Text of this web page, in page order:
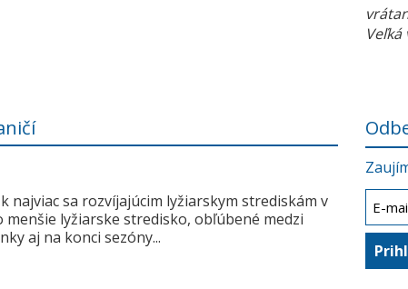
Veľká
sa rozvíjajúcim lyžiarskym strediskám v
menšie lyžiarske stredisko, obľúbené medzi
aj na konci sezóny...